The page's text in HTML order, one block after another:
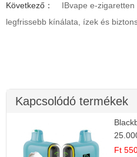
Következő：
IBvape e-
legfrissebb kínálata, ízek és
Kapcsolódó termékek
Ft